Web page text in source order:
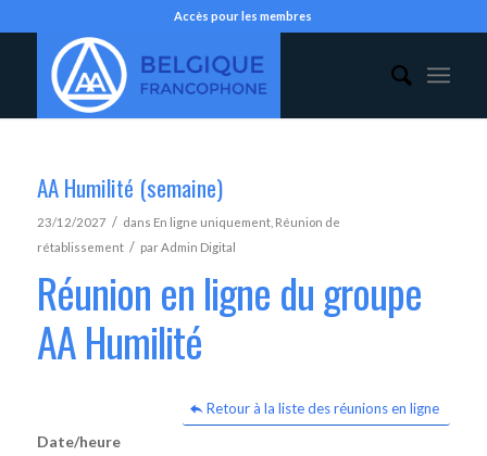
Accès pour les membres
AA Humilité (semaine)
23/12/2027 / dans En ligne uniquement, Réunion de
rétablissement / parAdmin Digital
Réunion en ligne du groupe
AA Humilité
Retour à la liste des réunions en ligne
Date/heure